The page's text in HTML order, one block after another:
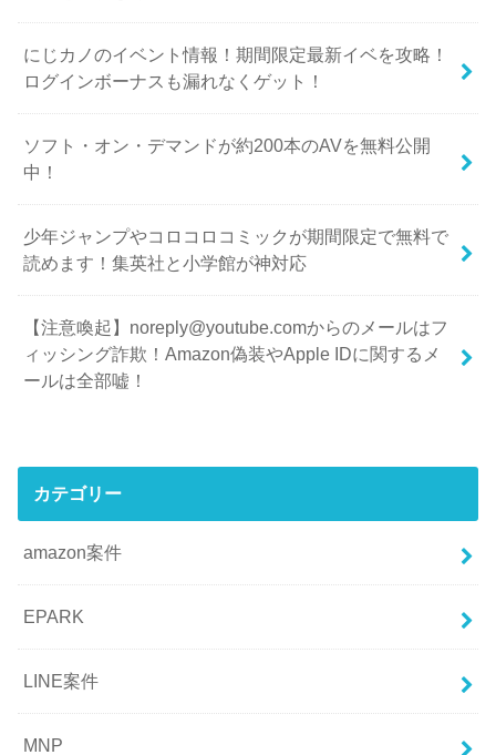
にじカノのイベント情報！期間限定最新イベを攻略！
ログインボーナスも漏れなくゲット！
ソフト・オン・デマンドが約200本のAVを無料公開
中！
少年ジャンプやコロコロコミックが期間限定で無料で
読めます！集英社と小学館が神対応
【注意喚起】noreply@youtube.comからのメールはフ
ィッシング詐欺！Amazon偽装やApple IDに関するメ
ールは全部嘘！
カテゴリー
amazon案件
EPARK
LINE案件
MNP